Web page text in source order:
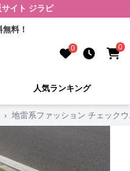
イト ジラピ
料！
0 0
人気ランキング
› 地雷系ファッション チェック